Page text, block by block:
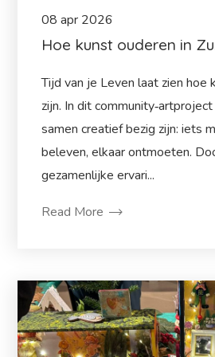
08 apr 2026
Hoe kunst ouderen in
Tijd van je Leven laat zien hoe
zijn. In dit
samen creatief bezig zijn: iets
beleven, elkaar ontmoeten.
gezamenlijke ervari...
Read More